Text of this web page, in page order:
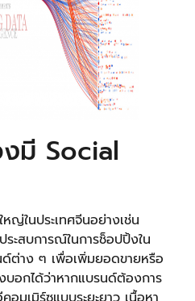
งมี Social
ญ่ในประเทศจีนอย่างเช่น
ะสบการณ์ในการช็อปปิ้งใน
ต่าง ๆ เพื่อเพิ่มยอดขายหรือ
อกได้ว่าหากแบรนด์ต้องการ